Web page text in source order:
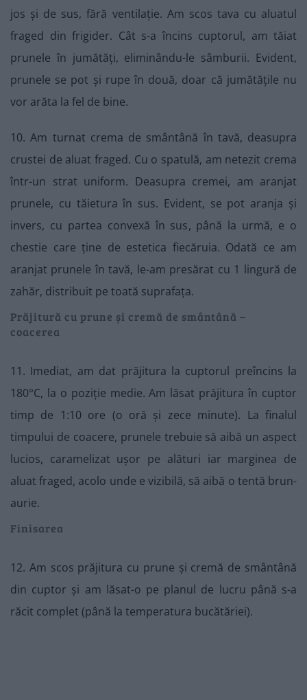
jos și de sus, fără ventilație. Am scos tava cu aluatul
fraged din frigider. Cât s-a încins cuptorul, am tăiat
prunele în jumătăți, eliminându-le sâmburii. Evident,
prunele se pot și rupe în două, doar că jumătățile nu
vor arăta la fel de bine.
10. Am turnat crema de smântână în tavă, deasupra
crustei de aluat fraged. Cu o spatulă, am netezit crema
într-un strat uniform. Deasupra cremei, am aranjat
prunele, cu tăietura în sus. Evident, se pot aranja și
invers, cu partea convexă în sus, până la urmă, e o
chestie care ține de estetica fiecăruia. Odată ce am
aranjat prunele în tavă, le-am presărat cu 1 lingură de
zahăr, distribuit pe toată suprafața.
Prăjitură cu prune și cremă de smântână –
coacerea
11. Imediat, am dat prăjitura la cuptorul preîncins la
180°C, la o poziție medie. Am lăsat prăjitura în cuptor
timp de 1:10 ore (o oră și zece minute). La finalul
timpului de coacere, prunele trebuie să aibă un aspect
lucios, caramelizat ușor pe alături iar marginea de
aluat fraged, acolo unde e vizibilă, să aibă o tentă brun-
aurie.
Finisarea
12. Am scos prăjitura cu prune și cremă de smântână
din cuptor și am lăsat-o pe planul de lucru până s-a
răcit complet (până la temperatura bucătăriei).